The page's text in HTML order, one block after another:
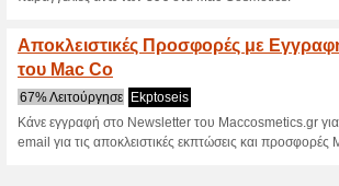
100% Λειτούργησε
Γίνε μέλος του
μοναδικά προνόμια